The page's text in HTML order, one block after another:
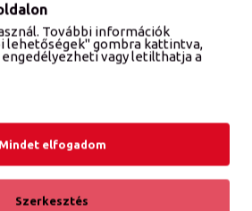
További információk
lehetőségek" gombra kattintva,
vagy letilthatja a
Mindet elfogadom
Szerkesztés